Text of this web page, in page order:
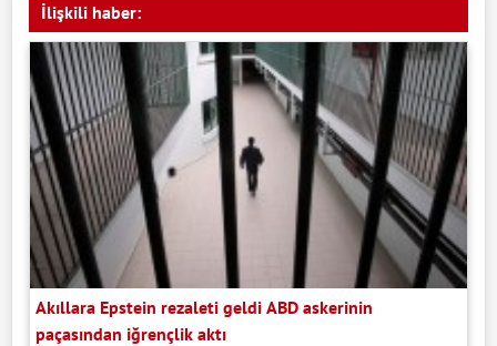
İlişkili haber:
Akıllara Epstein rezaleti geldi ABD askerinin
paçasından iğrençlik aktı